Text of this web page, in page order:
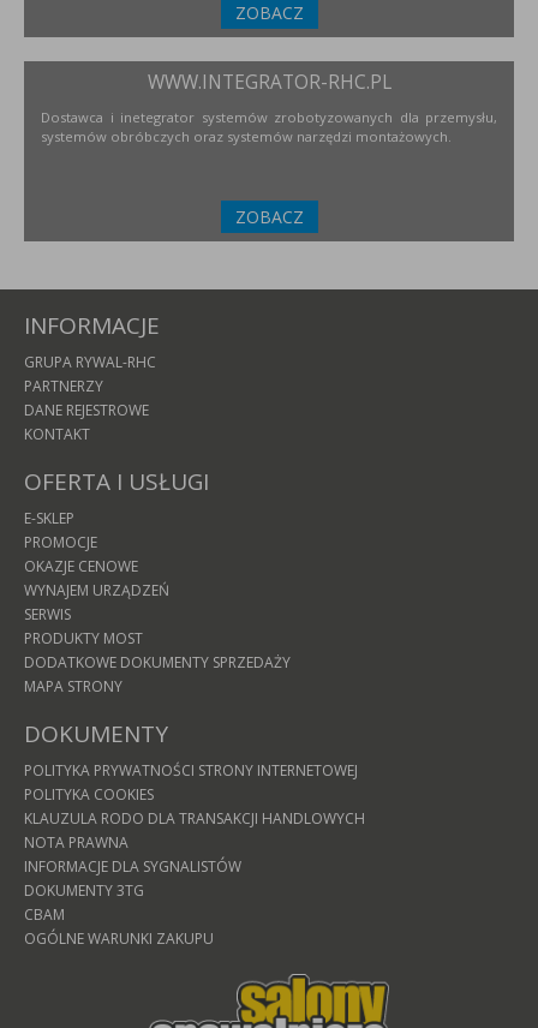
ZOBACZ
WWW.INTEGRATOR-RHC.PL
Dostawca i inetegrator systemów zrobotyzowanych dla przemysłu,
systemów obróbczych oraz systemów narzędzi montażowych.
ZOBACZ
INFORMACJE
GRUPA RYWAL-RHC
PARTNERZY
DANE REJESTROWE
KONTAKT
OFERTA I USŁUGI
E-SKLEP
PROMOCJE
OKAZJE CENOWE
WYNAJEM URZĄDZEŃ
SERWIS
PRODUKTY MOST
DODATKOWE DOKUMENTY SPRZEDAŻY
MAPA STRONY
DOKUMENTY
POLITYKA PRYWATNOŚCI STRONY INTERNETOWEJ
POLITYKA COOKIES
KLAUZULA RODO DLA TRANSAKCJI HANDLOWYCH
NOTA PRAWNA
INFORMACJE DLA SYGNALISTÓW
DOKUMENTY 3TG
CBAM
OGÓLNE WARUNKI ZAKUPU